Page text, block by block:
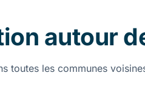
autour
toutes les communes